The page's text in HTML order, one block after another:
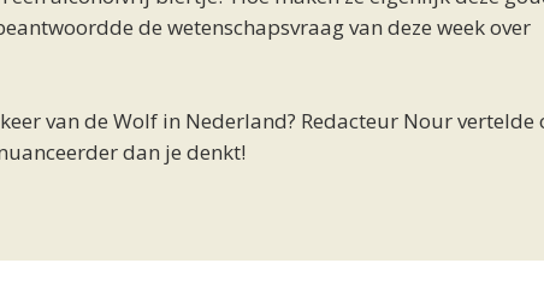
de wetenschapsvraag van deze week over
van de Wolf in Nederland? Redacteur Nour vertelde
dan je denkt!